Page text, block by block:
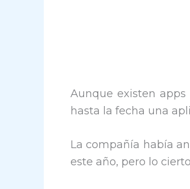
Aunque existen
hasta la fecha una
La compañía había
este año, pero lo